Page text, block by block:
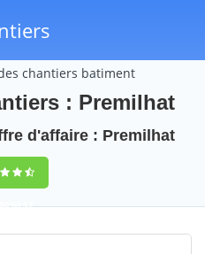
chantiers batiment
: Premilhat
d'affaire : Premilhat
57